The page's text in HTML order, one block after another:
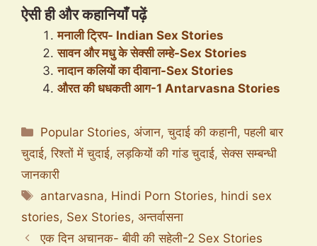
ऐसी ही और कहानियाँ पढ़ें
मनाली ट्रिप- Indian Sex Stories
सावन और मधु के सेक्सी लम्हे-Sex Stories
नादान कलियों का दीवाना-Sex Stories
औरत की धधकती आग-1 Antarvasna Stories
Categories
Popular Stories,अंजान,चुदाई की कहानी,पहली बार
चुदाई,रिश्तों में चुदाई,लड़कियों की गांड चुदाई,सेक्स सम्बन्धी
जानकारी
Tags
antarvasna, Hindi Porn Stories, hindi sex
stories, Sex Stories, अन्तर्वासना
एक दिन अचानक- बीवी की सहेली-2 Sex Stories